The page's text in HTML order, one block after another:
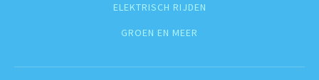
ELEKTRISCH RIJDEN
GROEN EN MEER